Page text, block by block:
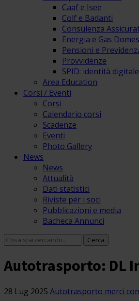
Caaf e Isee
Colf e Badanti
Consulenza
Energia e Gas
Pensioni e
Provvidenze
SPID: identità digitale
Area Education
Corsi / Eventi
Corsi
Calendario corsi
Scadenze
Eventi
Photo Gallery
News
News
Attualità
Dati statistici
Riviste per i soci
Pubblicazioni e media
Bacheca Annunci
Autotrasporto: DL
28 Lug 2025 Autotrasporto merci